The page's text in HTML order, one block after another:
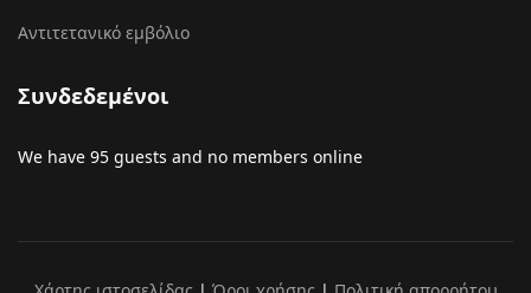
Αντιτετανικό εμβόλιο
Συνδεδεμένοι
We have 95 guests and no members online